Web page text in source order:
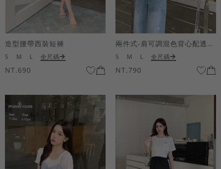
造型腰帶西裝短褲
S M L 全尺碼
NT.690
兩件式-肩可調混色背心配透膚短袖上衣
S M L 全尺碼
NT.790